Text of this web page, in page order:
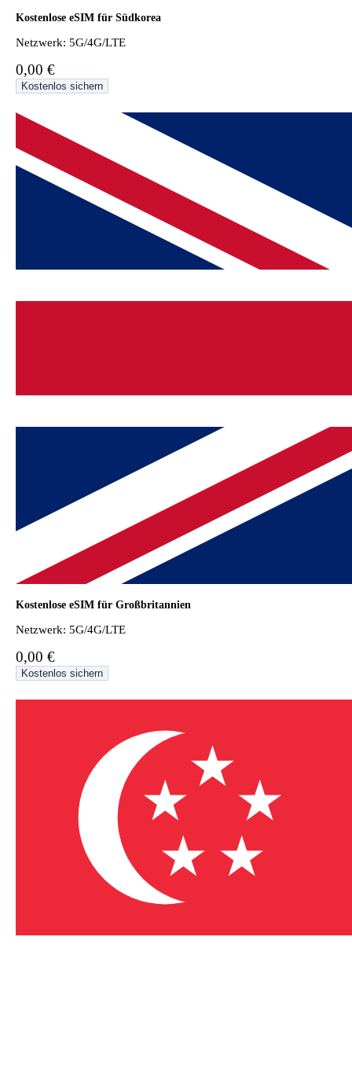
Kostenlose eSIM für Südkorea
Netzwerk: 5G/4G/LTE
0,00 €
Kostenlos sichern
Kostenlose eSIM für Großbritannien
Netzwerk: 5G/4G/LTE
0,00 €
Kostenlos sichern